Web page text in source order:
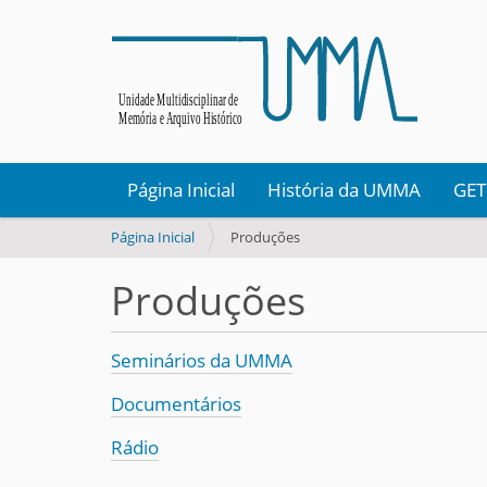
Página Inicial História da UMMA GET
V
e
s
t
á
a
q
u
Página Inicial Produções
Produções
Seminários da UMMA
Documentários
Rádio